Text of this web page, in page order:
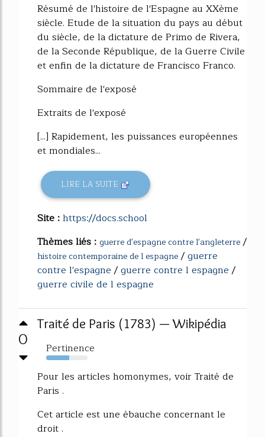
Résumé de l'histoire de l'Espagne au XXème
siècle. Etude de la situation du pays au début
du siècle, de la dictature de Primo de Rivera,
de la Seconde République, de la Guerre Civile
et enfin de la dictature de Francisco Franco.
Sommaire de l'exposé
Extraits de l'exposé
[...] Rapidement, les puissances européennes
et mondiales...
LIRE LA SUITE
Site :https://docs.school
Thèmes liés : guerre d'espagne contre l'angleterre/
histoire contemporaine de l espagne/guerre
contre l'espagne/guerre contre l espagne/
guerre civile de l espagne
0
Traité de Paris (1783) — Wikipédia
Pertinence
55%
Pour les articles homonymes, voir Traité de
Paris .
Cet article est une ébauche concernant le
droit .